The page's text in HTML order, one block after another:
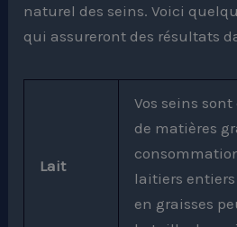
naturel des seins. Voici
qui assureront des résultats
Lait
Vos seins
de matières
laitiers
en graisses